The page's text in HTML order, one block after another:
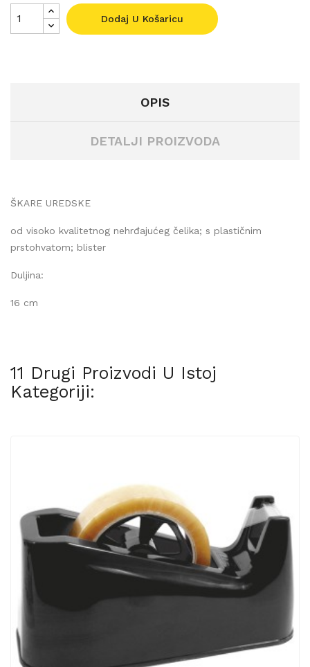
Dodaj U Košaricu
OPIS
DETALJI PROIZVODA
ŠKARE UREDSKE
od visoko kvalitetnog nehrđajućeg čelika; s plastičnim
prstohvatom; blister
Duljina:
16 cm
11 Drugi Proizvodi U Istoj
Kategoriji: